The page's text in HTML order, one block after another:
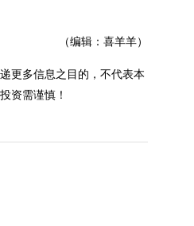
（编辑：喜羊羊）
更多信息之目的，不代表本
资需谨慎！